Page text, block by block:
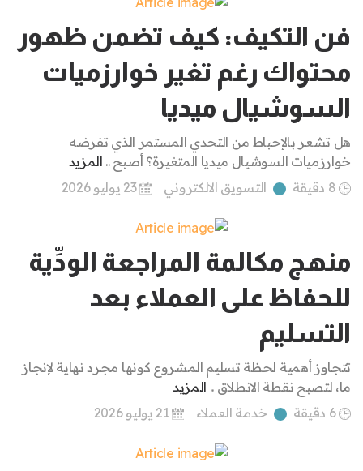
فن التكيف: كيف تضمن ظهور
محتواك رغم تغير خوارزميات
السوشيال ميديا
هل تشعر بالإحباط من التحدي المستمر الذي تفرضه
خوارزميات السوشيال ميديا المتغيرة؟ أصبح .. المزيد
8 دقيقة
التسويق الالكتروني 23 يوليو 2026
منهج مكالمة المراجعة الودِّية
للحفاظ على العملاء بعد
التسليم
تتجاوز أهمية لحظة تسليم المشروع كونها مجرد نهاية لإنجاز
ما، لتصبح نقطة الانطلاق .. المزيد
6 دقيقة
خدمة العملاء 21 يوليو 2026